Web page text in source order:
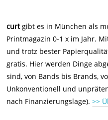
curtgibt es in München als
Printmagazin 0-1 x im Jahr.
und trotz bester
gratis. Hier werden Dinge
sind, von Bands bis Brands,
Unkonventionell und
nach Finanzierungslage).>>